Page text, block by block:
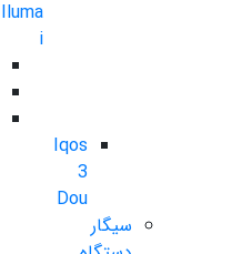
Iluma
i
Iqos
3
Dou
سیگار